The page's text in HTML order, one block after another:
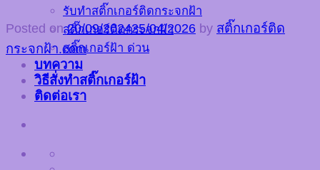
รับทำสติ๊กเกอร์ติดกระจกฝ้า
สติ๊กเกอร์ติดกระจกฝ้า
สติ๊กเกอร์ฝ้า ด่วน
บทความ
วิธีสั่งทำสติ๊กเกอร์ฝ้า
ติดต่อเรา
Posted on20/09/202425/04/2026 by สติ๊กเกอร์ติด
กระจกฝ้า.com